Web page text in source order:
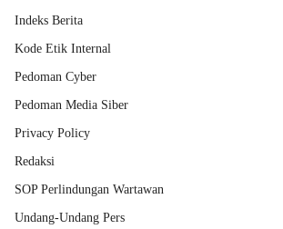
Indeks Berita
Kode Etik Internal
Pedoman Cyber
Pedoman Media Siber
Privacy Policy
Redaksi
SOP Perlindungan Wartawan
Undang-Undang Pers